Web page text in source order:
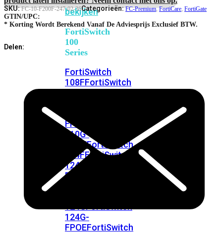
bekijken
FortiSwitch
100
Series
FortiSwitch
108FFortiSwitch
FPOE
110G-
FPOEFortiSwitch
124FFortiSwitch
124F-
POE
124G-
FPOEFortiSwitch
SKU:FC-10-F200F-247-02-36Categorieën:FC-Premium,FortiCare, FortiGate
GTIN/UPC:
* Korting Wordt Berekend Vanaf De Adviesprijs Exclusief BTW.
Delen: